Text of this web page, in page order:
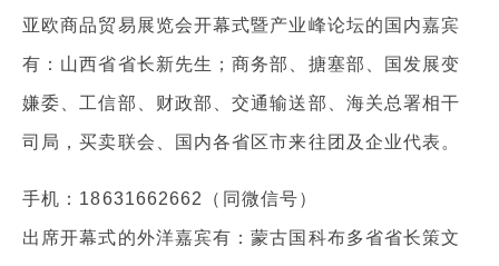
亚欧商品贸易展览会开幕式暨产业峰论坛的国内嘉宾
有：山西省省长新先生；商务部、搪塞部、国发展变
嫌委、工信部、财政部、交通输送部、海关总署相干
司局，买卖联会、国内各省区市来往团及企业代表。
手机：18631662662（同微信号）
出席开幕式的外洋嘉宾有：蒙古国科布多省省长策文